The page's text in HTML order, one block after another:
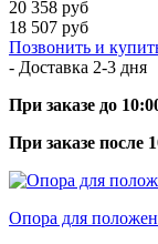
20 358 руб
18 507 руб
Позвонить и
- Доставка 2-3 дня
При заказе до
При заказе после
Опора для